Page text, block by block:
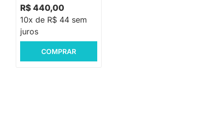
R$ 440,00
10x de R$ 44 sem
juros
COMPRAR